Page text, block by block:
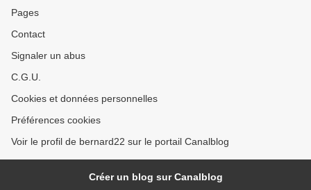
Pages
Contact
Signaler un abus
C.G.U.
Cookies et données personnelles
Préférences cookies
Voir le profil de bernard22 sur le portail Canalblog
Créer un blog sur Canalblog